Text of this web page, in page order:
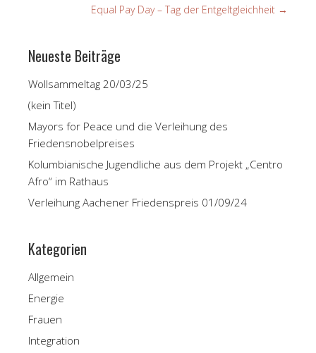
Equal Pay Day – Tag der Entgeltgleichheit →
Neueste Beiträge
Wollsammeltag 20/03/25
(kein Titel)
Mayors for Peace und die Verleihung des
Friedensnobelpreises
Kolumbianische Jugendliche aus dem Projekt „Centro
Afro“ im Rathaus
Verleihung Aachener Friedenspreis 01/09/24
Kategorien
Allgemein
Energie
Frauen
Integration